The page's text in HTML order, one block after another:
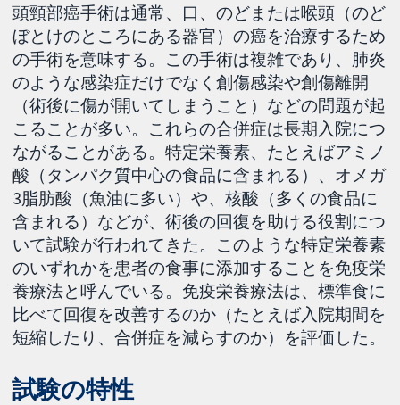
頭頸部癌手術は通常、口、のどまたは喉頭（のど
ぼとけのところにある器官）の癌を治療するため
の手術を意味する。この手術は複雑であり、肺炎
のような感染症だけでなく創傷感染や創傷離開
（術後に傷が開いてしまうこと）などの問題が起
こることが多い。これらの合併症は長期入院につ
ながることがある。特定栄養素、たとえばアミノ
酸（タンパク質中心の食品に含まれる）、オメガ
3脂肪酸（魚油に多い）や、核酸（多くの食品に
含まれる）などが、術後の回復を助ける役割につ
いて試験が行われてきた。このような特定栄養素
のいずれかを患者の食事に添加することを免疫栄
養療法と呼んでいる。免疫栄養療法は、標準食に
比べて回復を改善するのか（たとえば入院期間を
短縮したり、合併症を減らすのか）を評価した。
試験の特性